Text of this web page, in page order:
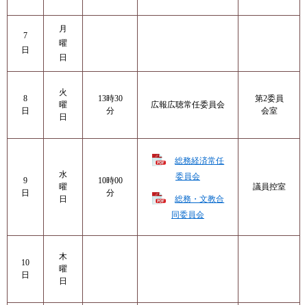
7
日
月
曜
日
8
日
火
曜
日
13時30
分
広報広聴常任委員会
第2委員
会室
9
日
水
曜
日
10時00
分
総務経済常任
委員会
総務・文教合
同委員会
議員控室
10
日
木
曜
日